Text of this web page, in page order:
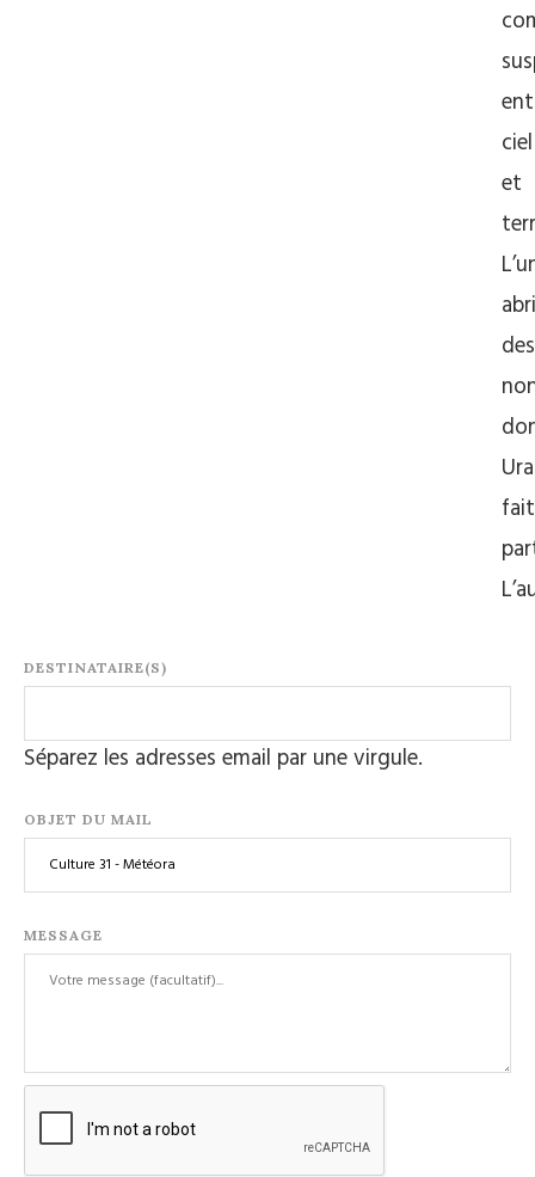
ciel
et
des
fait
DESTINATAIRE(S)
Séparez les adresses email par une virgule.
OBJET DU MAIL
MESSAGE